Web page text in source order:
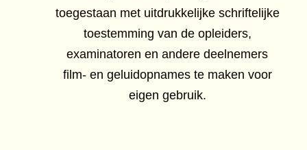
toegestaan met uitdrukkelijke schriftelijke
toestemming van de opleiders,
examinatoren en andere deelnemers
film- en geluidopnames te maken voor
eigen gebruik.